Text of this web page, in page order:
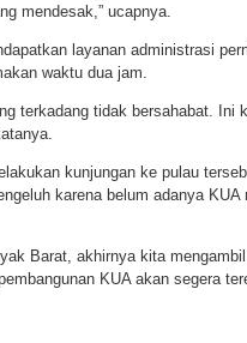
mendesak,” ucapnya.
layanan administrasi
waktu dua jam.
terkadang tidak bersahabat. Ini
kunjungan ke pulau
karena belum adanya KUA
Barat, akhirnya kita
KUA akan segera